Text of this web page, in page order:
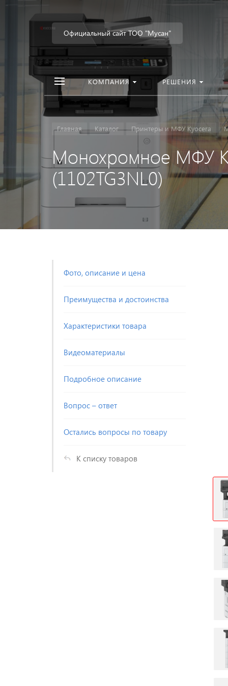
Официальный сайт ТОО "Мусан"
КОМПАНИЯ РЕШЕНИЯ
Главная Каталог Принтеры и МФУ Kyocera
Монохромное МФУ
(1102TG3NL0)
Фото, описание и цена
Преимущества и достоинства
Характеристики товара
Видеоматериалы
Подробное описание
Вопрос – ответ
Остались вопросы по товару
К списку товаров